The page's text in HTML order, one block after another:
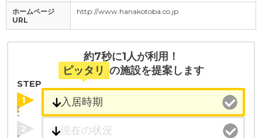
ホームページ
URL
http://www.hanakotoba.co.jp
約7秒に1人が利用！
ピッタリ の施設を提案します
STEP
1
2